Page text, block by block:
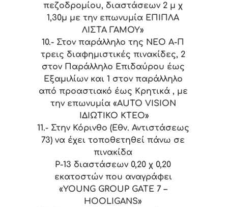
πεζοδρομίου, διαστάσεων 2 μ χ
1,30μ με την επωνυμία ΕΠΙΠΛΑ
ΛΙΣΤΑ ΓΑΜΟΥ»
10.- Στον παράλληλο της ΝΕΟ Α-Π
τρεις διαφημιστικές πινακίδες, 2
στον Παράλληλο Επιδαύρου έως
Εξαμιλίων και 1 στον παράλληλο
από προαστιακό έως Κρητικά , με
την επωνυμία «AUTO VISION
ΙΔΙΩΤΙΚΟ ΚΤΕΟ»
11.-Στην Κόρινθο (Εθν. Αντιστάσεως
73) να έχει τοποθετηθεί πάνω σε
πινακίδα
Ρ-13 διαστάσεων 0,20 χ 0,20
εκατοστών που αναγράφει
«YOUNG GROUP GATE 7 –
HOOLIGANS»